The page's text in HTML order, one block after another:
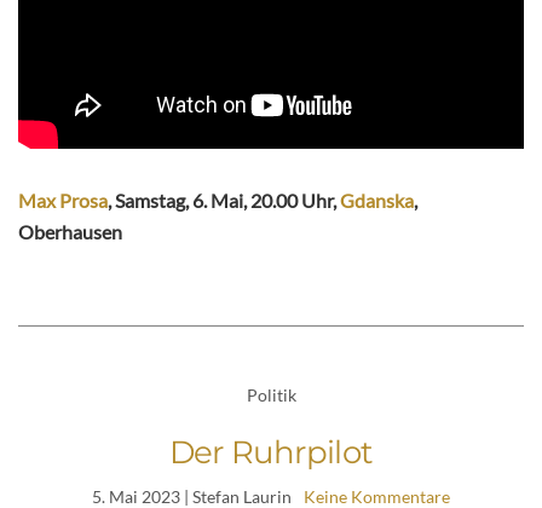
Max Prosa, Samstag, 6. Mai, 20.00 Uhr,Gdanska,
Oberhausen
Politik
Der Ruhrpilot
5. Mai 2023 | Stefan Laurin Keine Kommentare